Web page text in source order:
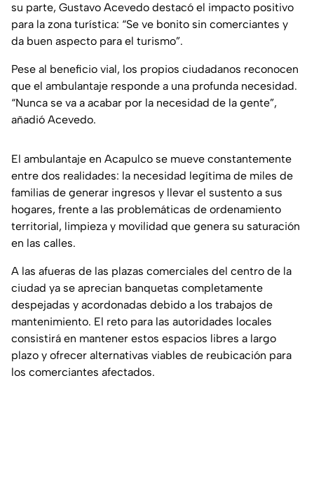
su parte, Gustavo Acevedo destacó el impacto positivo
para la zona turística: “Se ve bonito sin comerciantes y
da buen aspecto para el turismo”.
Pese al beneficio vial, los propios ciudadanos reconocen
que el ambulantaje responde a una profunda necesidad.
“Nunca se va a acabar por la necesidad de la gente”,
añadió Acevedo.
El ambulantaje en Acapulco se mueve constantemente
entre dos realidades: la necesidad legítima de miles de
familias de generar ingresos y llevar el sustento a sus
hogares, frente a las problemáticas de ordenamiento
territorial, limpieza y movilidad que genera su saturación
en las calles.
A las afueras de las plazas comerciales del centro de la
ciudad ya se aprecian banquetas completamente
despejadas y acordonadas debido a los trabajos de
mantenimiento. El reto para las autoridades locales
consistirá en mantener estos espacios libres a largo
plazo y ofrecer alternativas viables de reubicación para
los comerciantes afectados.